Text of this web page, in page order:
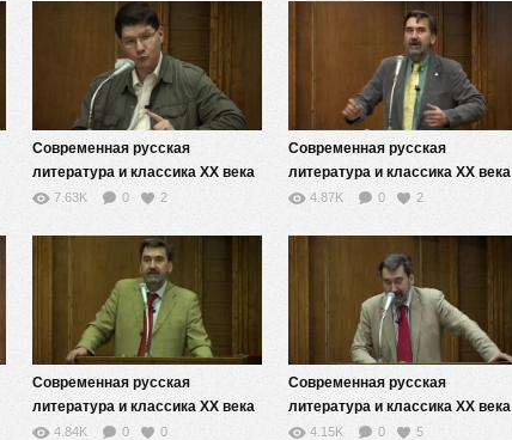
Современная русская
литература и классика XX века
(модернизм, постмодернизм,
7.63K 0 2
Современная русская
литература и классика XX века
(модернизм, постмодернизм,
4.87K 0 2
Современная русская
литература и классика XX века
(модернизм, постмодернизм,
4.84K 0 0
Современная русская
литература и классика XX века
(модернизм, постмодернизм,
4.15K 0 5